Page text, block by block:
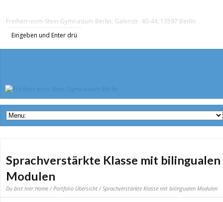
Freiherr-vom-Stein-Gymnasium Berlin, Galenstr. 40-44, 13597 Berlin
Sprachverstärkte Klasse mit bilingualen
Modulen
Du bist hier:Home/Portfolio Übersicht/ Sprachverstärkte Klasse mit bilingualen Modulen